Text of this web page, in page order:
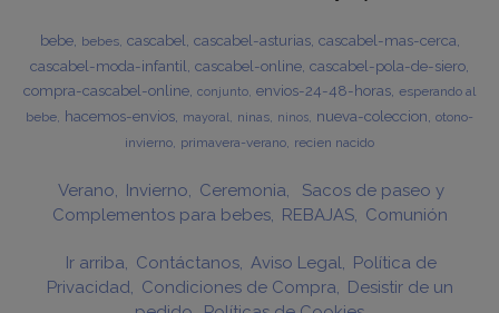
bebe bebes cascabel cascabel-asturias cascabel-mas-cerca
cascabel-moda-infantil cascabel-online cascabel-pola-de-siero
compra-cascabel-online conjunto envios-24-48-horas esperando al
bebe hacemos-envios mayoral ninas ninos nueva-coleccion otono-
invierno primavera-verano recien nacido
Verano Invierno Ceremonia
Sacos de paseo y
Complementos para bebes
REBAJAS Comunión
Ir arriba Contáctanos Aviso Legal
Política de
Privacidad
Condiciones de Compra
Desistir de un